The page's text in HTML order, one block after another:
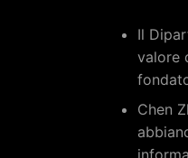
Il
valore
Chen